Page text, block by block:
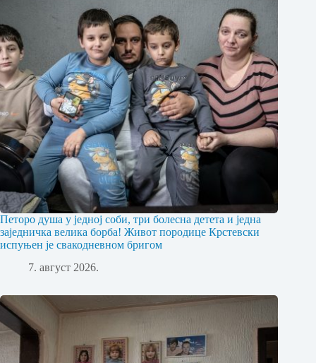
Петоро душа у једној соби, три болесна детета и једна
заједничка велика борба! Живот породице Крстевски
испуњен је свакодневном бригом
7. август 2026.